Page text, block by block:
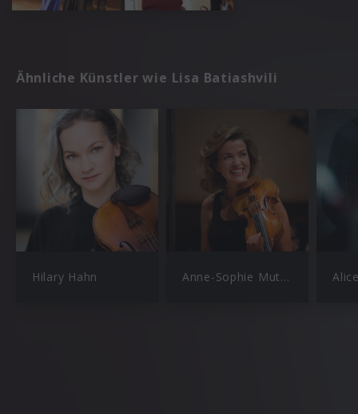
Ähnliche Künstler wie Lisa Batiashvili
Hilary Hahn Anne-Sophie Mutter